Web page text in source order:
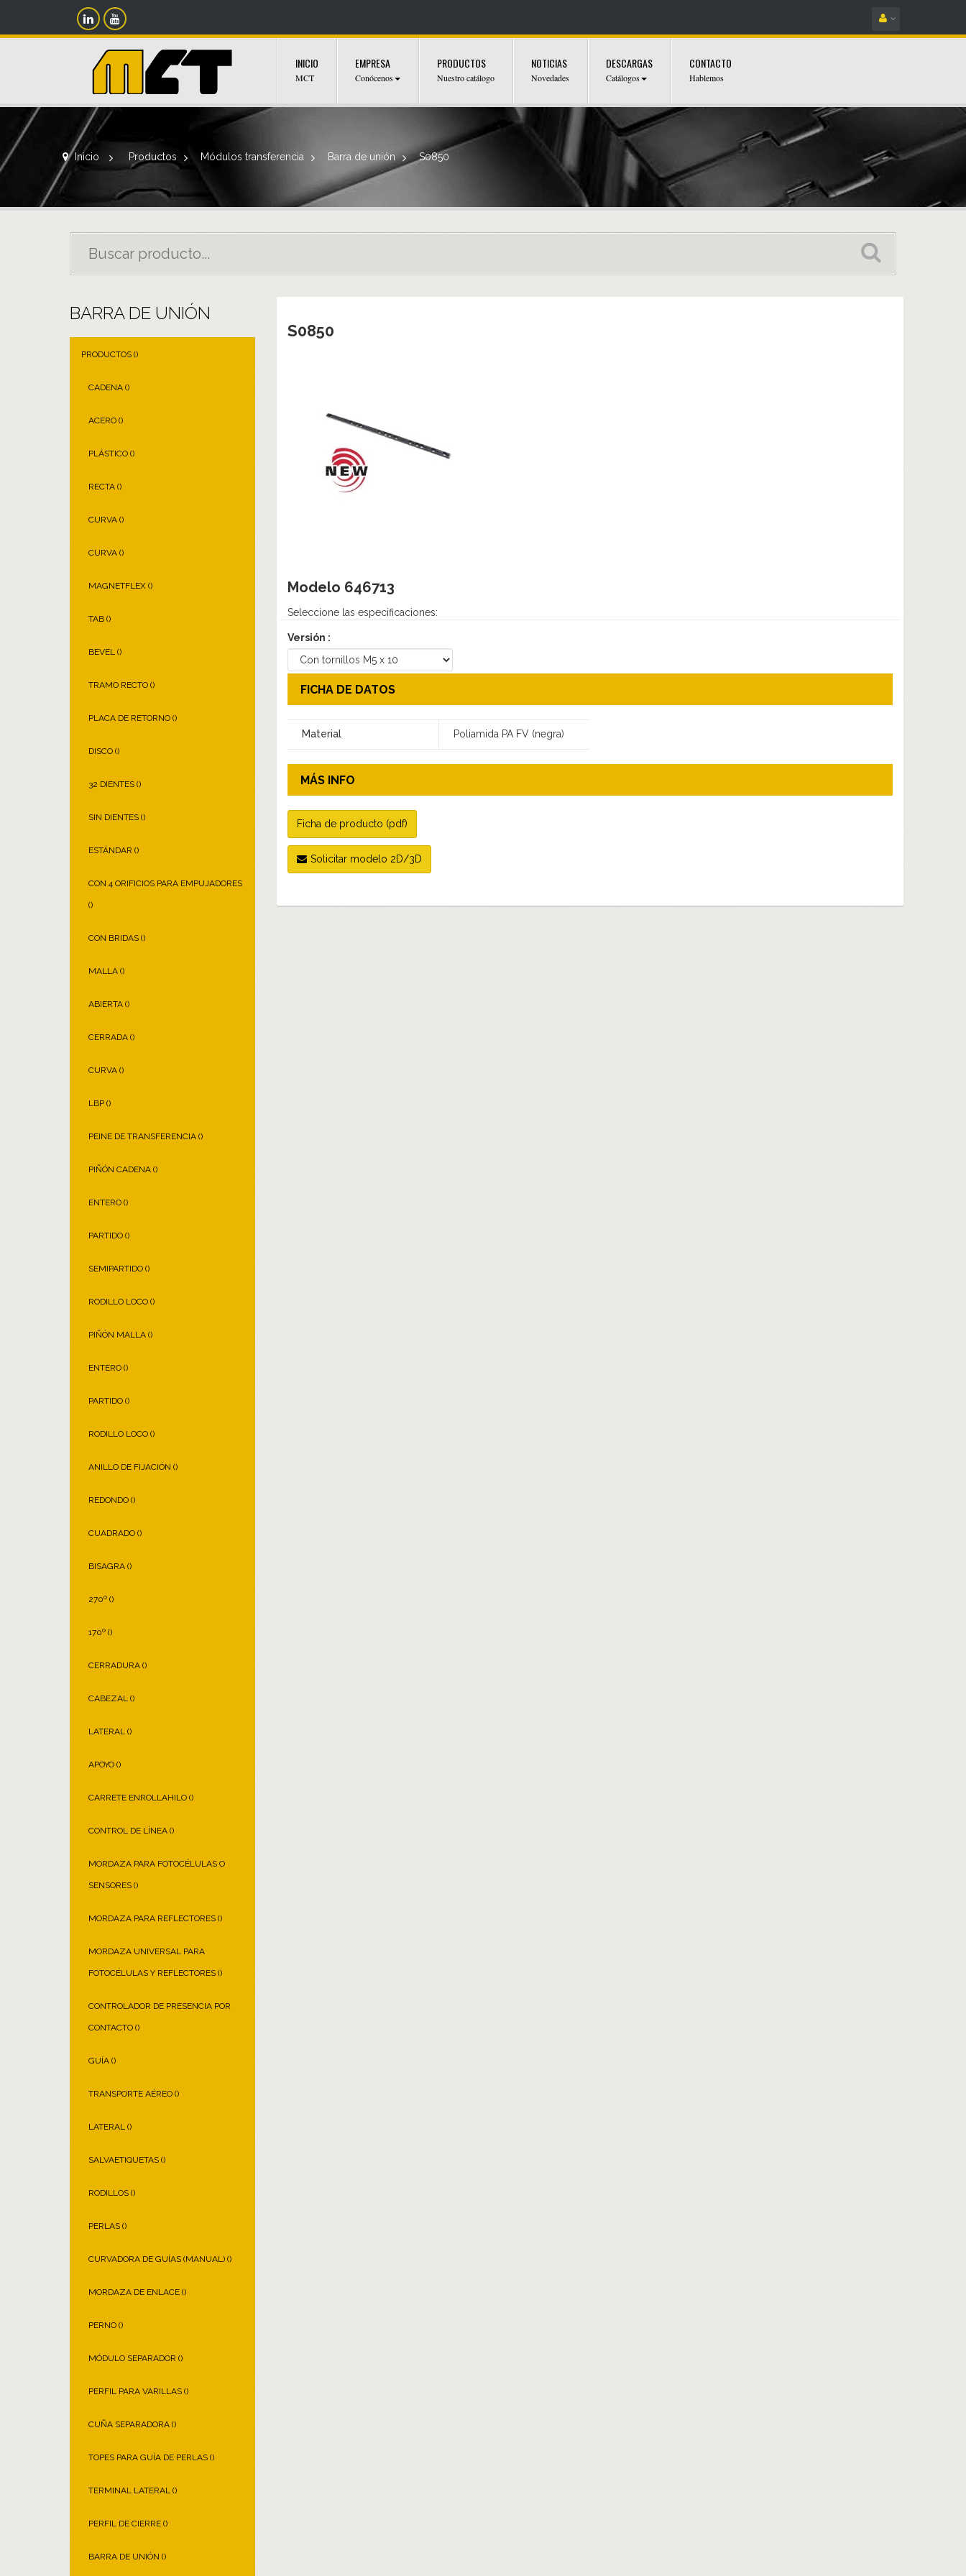
INICIO
MCT
EMPRESA
Conócenos
PRODUCTOS
Nuestro catálogo
NOTICIAS
Novedades
DESCARGAS
Catálogos
CONTACTO
Hablemos
Inicio > Productos > Módulos transferencia > Barra de unión > S0850
BARRA DE UNIÓN
PRODUCTOS ()
CADENA ()
ACERO ()
PLÁSTICO ()
RECTA ()
CURVA ()
CURVA ()
MAGNETFLEX ()
TAB ()
BEVEL ()
TRAMO RECTO ()
PLACA DE RETORNO ()
DISCO ()
32 DIENTES ()
SIN DIENTES ()
ESTÁNDAR ()
CON 4 ORIFICIOS PARA EMPUJADORES
()
CON BRIDAS ()
MALLA ()
ABIERTA ()
CERRADA ()
CURVA ()
LBP ()
PEINE DE TRANSFERENCIA ()
PIÑÓN CADENA ()
ENTERO ()
PARTIDO ()
SEMIPARTIDO ()
RODILLO LOCO ()
PIÑÓN MALLA ()
ENTERO ()
PARTIDO ()
RODILLO LOCO ()
ANILLO DE FIJACIÓN ()
REDONDO ()
CUADRADO ()
BISAGRA ()
270º ()
170º ()
CERRADURA ()
CABEZAL ()
LATERAL ()
APOYO ()
CARRETE ENROLLAHILO ()
CONTROL DE LÍNEA ()
MORDAZA PARA FOTOCÉLULAS O
SENSORES ()
MORDAZA PARA REFLECTORES ()
MORDAZA UNIVERSAL PARA
FOTOCÉLULAS Y REFLECTORES ()
CONTROLADOR DE PRESENCIA POR
CONTACTO ()
GUÍA ()
TRANSPORTE AÉREO ()
LATERAL ()
SALVAETIQUETAS ()
RODILLOS ()
PERLAS ()
CURVADORA DE GUÍAS (MANUAL) ()
MORDAZA DE ENLACE ()
PERNO ()
MÓDULO SEPARADOR ()
PERFIL PARA VARILLAS ()
CUÑA SEPARADORA ()
TOPES PARA GUÍA DE PERLAS ()
TERMINAL LATERAL ()
PERFIL DE CIERRE ()
BARRA DE UNIÓN ()
S0850
Modelo 646713
Seleccione las especificaciones:
Versión :
FICHA DE DATOS
Material Poliamida PA FV (negra)
MÁS INFO
Ficha de producto (pdf)
Solicitar modelo 2D/3D